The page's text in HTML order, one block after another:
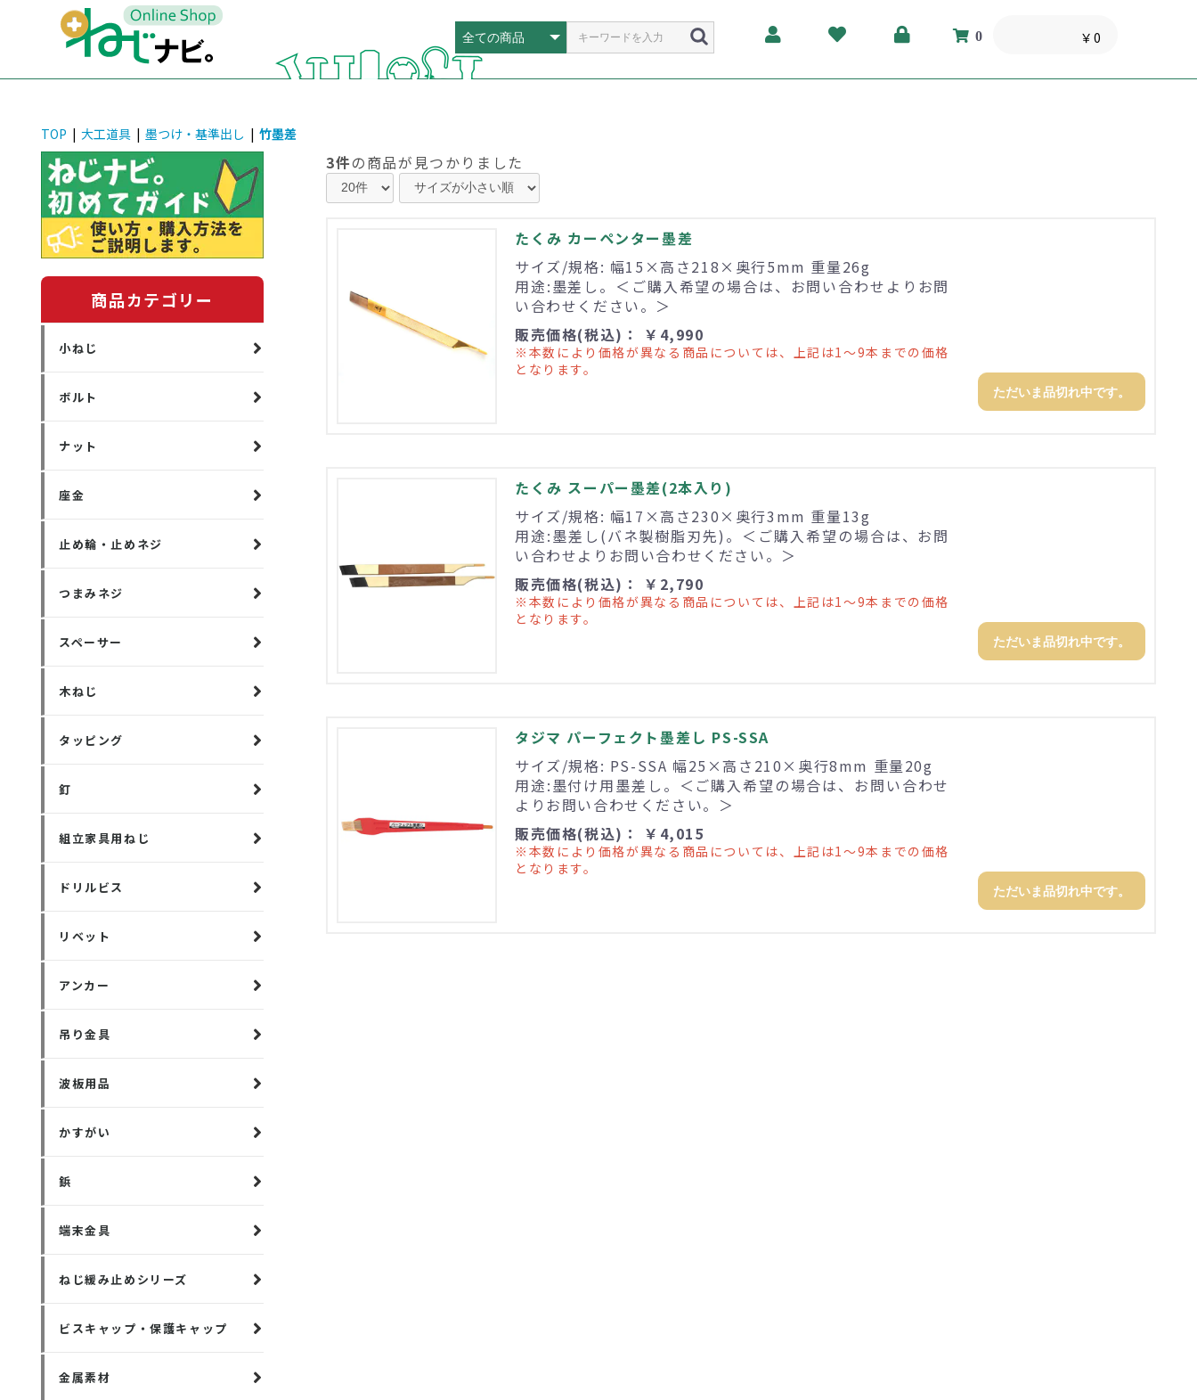
0 ￥0
TOP | 大工道具 | 墨つけ・基準出し | 竹墨差
商品カテゴリー
小ねじ
ボルト
ナット
座金
止め輪・止めネジ
つまみネジ
スペーサー
木ねじ
タッピング
釘
組立家具用ねじ
ドリルビス
リベット
アンカー
吊り金具
波板用品
かすがい
鋲
端末金具
ねじ緩み止めシリーズ
ビスキャップ・保護キャップ
金属素材
3件の商品が見つかりました
たくみ カーペンター墨差
サイズ/規格: 幅15×高さ218×奥行5mm 重量26g
用途:墨差し。＜ご購入希望の場合は、お問い合わせよりお問
い合わせください。＞
販売価格(税込)： ￥4,990
※本数により価格が異なる商品については、上記は1～9本までの価格
となります。
ただいま品切れ中です。
たくみ スーパー墨差(2本入り)
サイズ/規格: 幅17×高さ230×奥行3mm 重量13g
用途:墨差し(バネ製樹脂刃先)。＜ご購入希望の場合は、お問
い合わせよりお問い合わせください。＞
販売価格(税込)： ￥2,790
※本数により価格が異なる商品については、上記は1～9本までの価格
となります。
ただいま品切れ中です。
タジマ パーフェクト墨差し PS-SSA
サイズ/規格: PS-SSA 幅25×高さ210×奥行8mm 重量20g
用途:墨付け用墨差し。＜ご購入希望の場合は、お問い合わせ
よりお問い合わせください。＞
販売価格(税込)： ￥4,015
※本数により価格が異なる商品については、上記は1～9本までの価格
となります。
ただいま品切れ中です。